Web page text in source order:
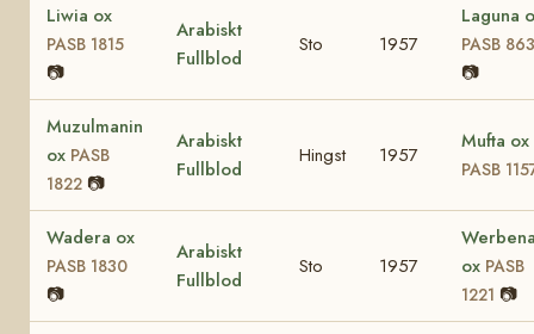
Liwia ox
PASB 1815
📷
Arabiskt
Fullblod
Sto 1957
Laguna
PASB 863
📷
Muzulmanin
ox PASB
1822 📷
Arabiskt
Fullblod
Hingst 1957
Mufta ox
PASB
Wadera ox
PASB 1830
📷
Arabiskt
Fullblod
Sto 1957
ox PASB
1221 📷